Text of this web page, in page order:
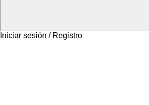
Iniciar sesión / Registro